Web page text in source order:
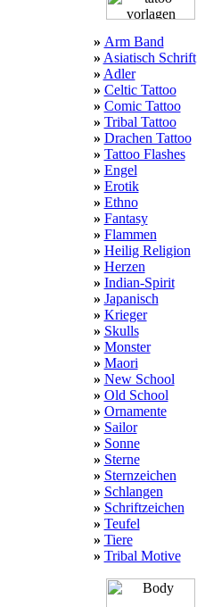
» Arm Band
» Asiatisch Schrift
» Adler
» Celtic Tattoo
» Comic Tattoo
» Tribal Tattoo
» Drachen Tattoo
» Tattoo Flashes
» Engel
» Erotik
» Ethno
» Fantasy
» Flammen
» Heilig Religion
» Herzen
» Indian-Spirit
» Japanisch
» Krieger
» Skulls
» Monster
» Maori
» New School
» Old School
» Ornamente
» Sailor
» Sonne
» Sterne
» Sternzeichen
» Schlangen
» Schriftzeichen
» Teufel
» Tiere
» Tribal Motive